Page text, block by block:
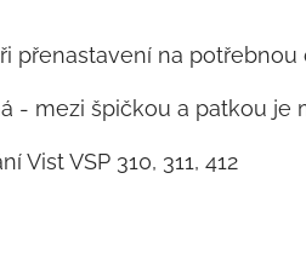
přenastavení na
- mezi špičkou a patkou je
Vist VSP 310, 311, 412